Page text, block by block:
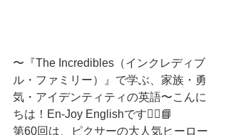
〜『The Incredibles（インクレディブ
ル・ファミリー）』で学ぶ、家族・勇
気・アイデンティティの英語〜こんに
ちは！En-Joy Englishです🦸‍♀️📘
第60回は、ピクサーの大人気ヒーロー